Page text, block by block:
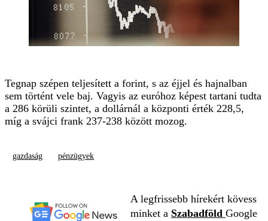
Tegnap szépen teljesített a forint, s az éjjel és hajnalban
sem történt vele baj. Vagyis az euróhoz képest tartani tudta
a 286 körüli szintet, a dollárnál a központi érték 228,5,
míg a svájci frank 237-238 között mozog.
gazdaság pénzügyek
A legfrissebb hírekért kövess
minket a Szabadföld Google